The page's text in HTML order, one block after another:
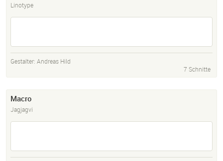
Linotype
Gestalter: Andreas Hild
7 Schnitte
Macro
Jagjagvi